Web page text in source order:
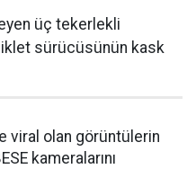
üç tekerlekli
sürücüsünün kask
viral olan görüntülerin
kameralarını